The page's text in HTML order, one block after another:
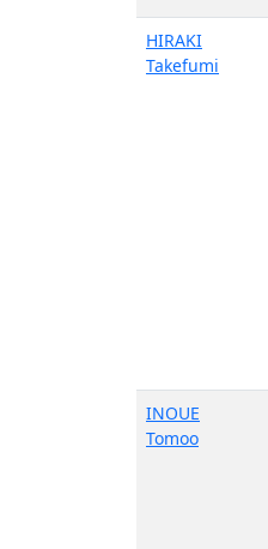
HIRAKI
Takefumi
INOUE
Tomoo